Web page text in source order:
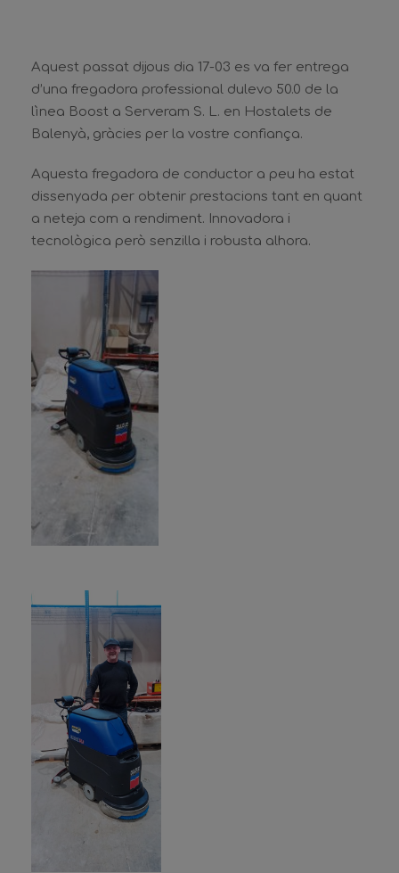
Aquest passat dijous dia 17-03 es va fer entrega
d’una fregadora professional dulevo 50.0 de la
lìnea Boost a Serveram S. L. en Hostalets de
Balenyà, gràcies per la vostre confiança.
Aquesta fregadora de conductor a peu ha estat
dissenyada per obtenir prestacions tant en quant
a neteja com a rendiment. Innovadora i
tecnològica però senzilla i robusta alhora.